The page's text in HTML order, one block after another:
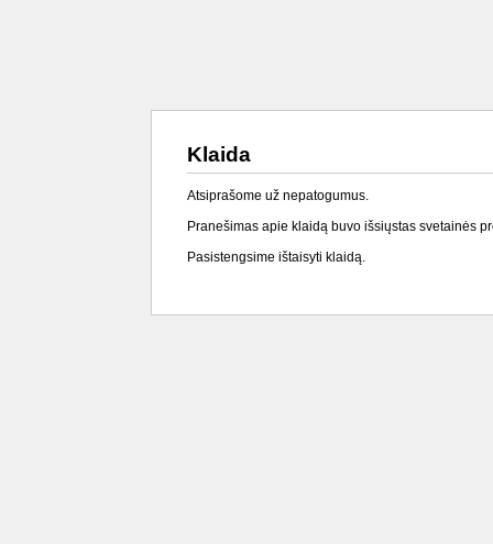
Klaida
Atsiprašome už nepatogumus.
Pranešimas apie klaidą buvo išsiųstas svetainės
Pasistengsime ištaisyti klaidą.